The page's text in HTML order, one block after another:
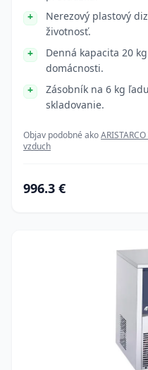
Nerezový plastový
životnosť.
Denná kapacita 20
domácnosti.
Zásobník na 6 kg
skladovanie.
Objav podobné ako
vzduch
996.3 €